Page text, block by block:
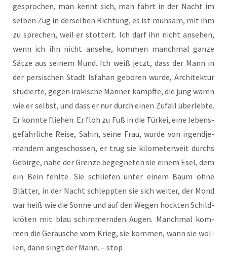
gespro­chen, man kennt sich, man fährt in der Nacht im
sel­ben Zug in der­sel­ben Rich­tung, es ist müh­sam, mit ihm
zu spre­chen, weil er stot­tert. Ich darf ihn nicht anse­hen,
wenn ich ihn nicht anse­he, kom­men manch­mal gan­ze
Sät­ze aus sei­nem Mund. Ich weiß jetzt, dass der Mann in
der per­si­schen Stadt Isfa­han gebo­ren wur­de, Archi­tek­tur
stu­dier­te, gegen ira­ki­sche Män­ner kämpf­te, die jung waren
wie er selbst, und dass er nur durch einen Zufall über­leb­te.
Er konn­te flie­hen. Er floh zu Fuß in die Tür­kei, eine lebens­
ge­fähr­li­che Rei­se, Sahin, sei­ne Frau, wur­de von irgend­je­
man­dem ange­schos­sen, er trug sie kilo­me­ter­weit durchs
Gebir­ge, nahe der Gren­ze begeg­ne­ten sie einem Esel, dem
ein Bein fehl­te. Sie schlie­fen unter einem Baum ohne
Blät­ter, in der Nacht schlepp­ten sie sich wei­ter, der Mond
war heiß wie die Son­ne und auf den Wegen hock­ten Schild­
krö­ten mit blau schim­mern­den Augen. Manch­mal kom­
men die Geräu­sche vom Krieg, sie kom­men, wann sie wol­
len, dann singt der Mann. – stop